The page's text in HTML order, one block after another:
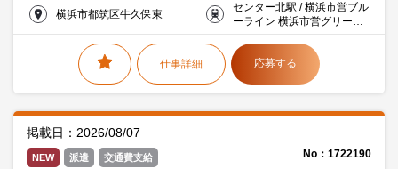
横浜市都筑区牛久保東
センター北駅 / 横浜市営ブル
ーライン 横浜市営グリーン
ライン 7分
仕事詳細 応募する
掲載日：2026/08/07
NEW 派遣 交通費支給 No：1722190